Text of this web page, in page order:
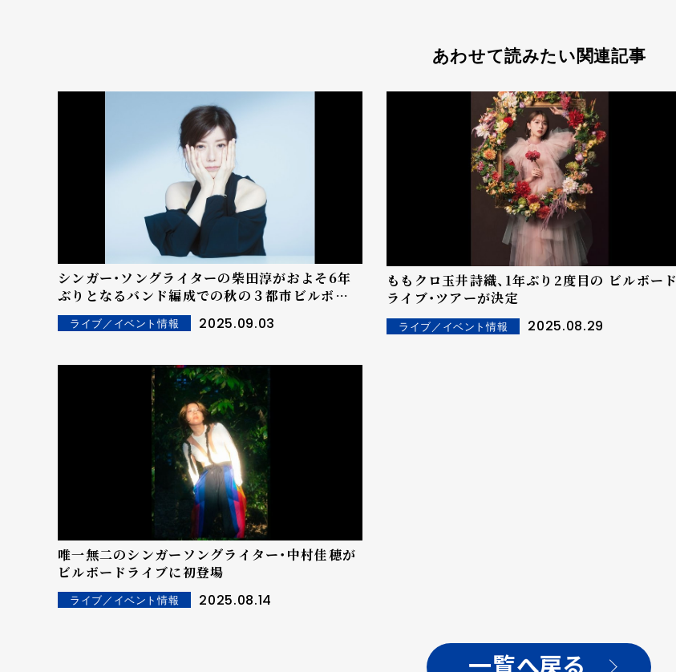
あわせて読みたい関連記事
シンガー・ソングライターの柴田淳がおよそ6年
ぶりとなるバンド編成での秋の３都市ビルボー
ドライブ・ツアーを開催！
ライブ／イベント情報 2025.09.03
ももクロ玉井詩織、1年ぶり2度目の ビルボード
ライブ・ツアーが決定
ライブ／イベント情報 2025.08.29
唯一無二のシンガーソングライター・中村佳穂が
ビルボードライブに初登場
ライブ／イベント情報 2025.08.14